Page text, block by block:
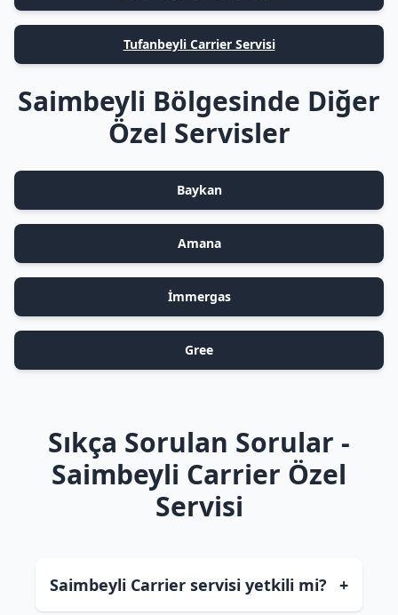
Tufanbeyli Carrier Servisi
Saimbeyli Bölgesinde Diğer
Özel Servisler
Baykan
Amana
İmmergas
Gree
Sıkça Sorulan Sorular -
Saimbeyli Carrier Özel
Servisi
Saimbeyli Carrier servisi yetkili mi? +